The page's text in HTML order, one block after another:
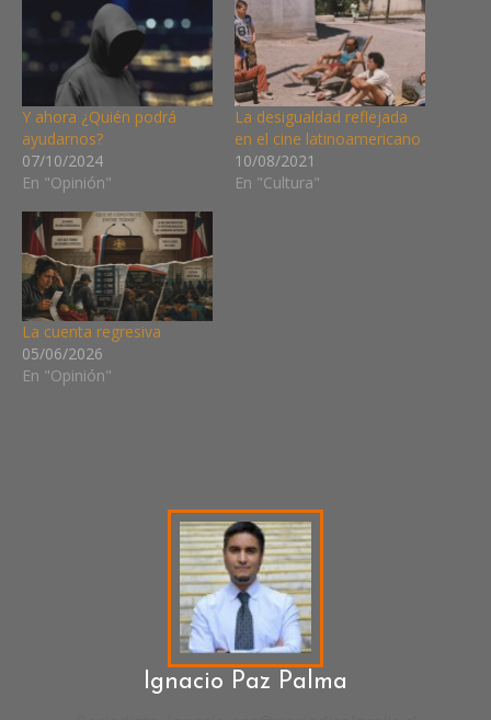
Y ahora ¿Quién podrá
ayudarnos?
07/10/2024
En "Opinión"
La desigualdad reflejada
en el cine latinoamericano
10/08/2021
En "Cultura"
La cuenta regresiva
05/06/2026
En "Opinión"
SÁEZ
BRECHA
SALARIAL
SOL
POBREZA
Ignacio Paz Palma